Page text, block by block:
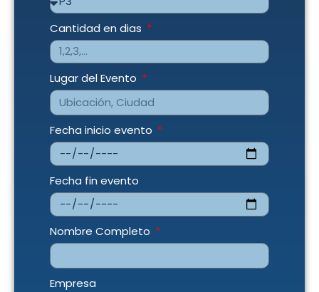
Cantidad en dias
Lugar del Evento
Fecha inicio evento
Fecha fin evento
Nombre Completo
Empresa